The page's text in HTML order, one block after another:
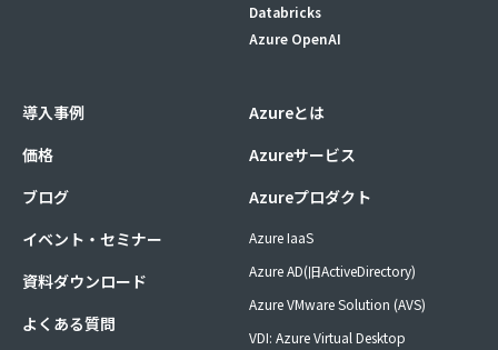
Databricks
Azure OpenAI
導入事例
価格
ブログ
イベント・セミナー
資料ダウンロード
よくある質問
Azureとは
Azureサービス
Azureプロダクト
Azure IaaS
Azure AD(旧ActiveDirectory)
Azure VMware Solution (AVS)
VDI: Azure Virtual Desktop